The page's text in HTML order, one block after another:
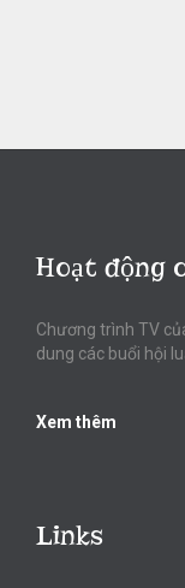
Hoạt động
Chương trình TV
dung các buổi hội
Xem thêm
Links